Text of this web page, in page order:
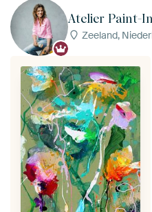
Atelier Paint-
Zeeland,